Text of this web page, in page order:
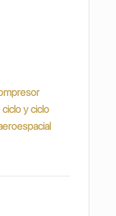
y ciclo